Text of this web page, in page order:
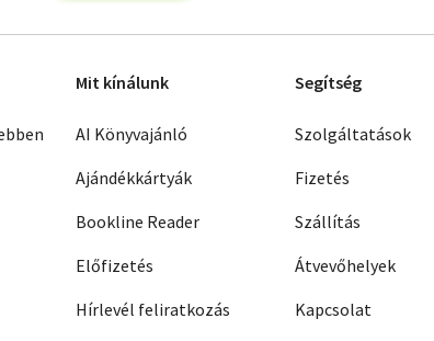
Mit kínálunk
AI Könyvajánló
Ajándékkártyák
Bookline Reader
Előfizetés
Hírlevél feliratkozás
Segítség
Szolgáltatások
Fizetés
Szállítás
Átvevőhelyek
Kapcsolat